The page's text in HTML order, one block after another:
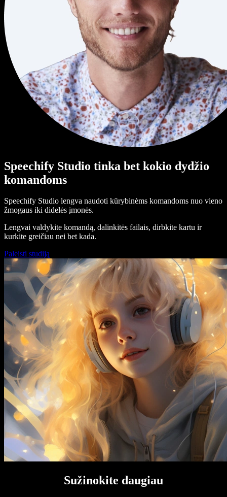
Speechify Studio tinka bet kokio dydžio
komandoms
Speechify Studio lengva naudoti kūrybinėms komandoms nuo vieno
žmogaus iki didelės įmonės.
Lengvai valdykite komandą, dalinkitės failais, dirbkite kartu ir
kurkite greičiau nei bet kada.
Paleisti studiją
Sužinokite daugiau